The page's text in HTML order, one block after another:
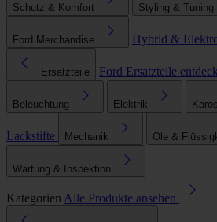
Schutz & Komfort Styling & Tuning
Ford Merchandise Hybrid &
Ersatzteile Ford Ersatzteile
Beleuchtung Elektrik
Lackstifte Mechanik Öle &
Wartung & Inspektion
Kategorien Alle Produkte ansehen